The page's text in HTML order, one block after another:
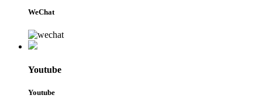
WeChat
Youtube
Youtube